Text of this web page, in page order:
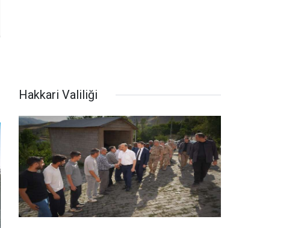
Hakkari Valiliği